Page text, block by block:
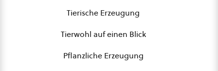
Tierische Erzeugung
Tierwohl auf einen Blick
Pflanzliche Erzeugung